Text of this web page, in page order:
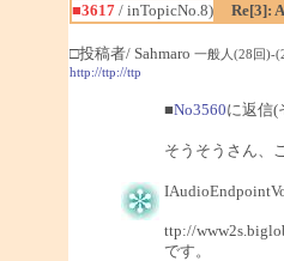
■3617/ inTopicNo.8) Re[3]:
□投稿者/ Sahmaro 一般人(28回)-
http://ttp://ttp
■No3560に返信(
そうそうさん、
ttp://
です。